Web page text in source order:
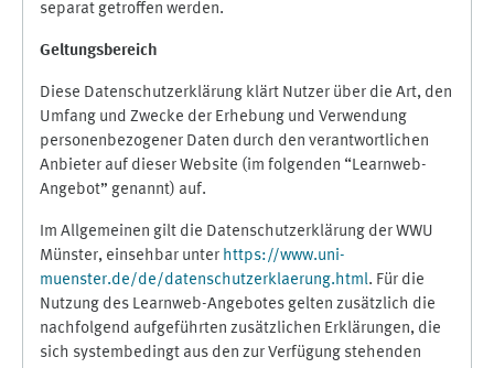
separat getroffen werden.
Geltungsbereich
Diese Datenschutzerklärung klärt Nutzer über die Art, den
Umfang und Zwecke der Erhebung und Verwendung
personenbezogener Daten durch den verantwortlichen
Anbieter auf dieser Website (im folgenden “Learnweb-
Angebot” genannt) auf.
Im Allgemeinen gilt die Datenschutzerklärung der WWU
Münster, einsehbar unter https://www.uni-
muenster.de/de/datenschutzerklaerung.html. Für die
Nutzung des Learnweb-Angebotes gelten zusätzlich die
nachfolgend aufgeführten zusätzlichen Erklärungen, die
sich systembedingt aus den zur Verfügung stehenden